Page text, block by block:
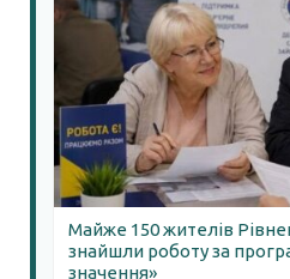
Майже 150 жителів
знайшли роботу за
значення»